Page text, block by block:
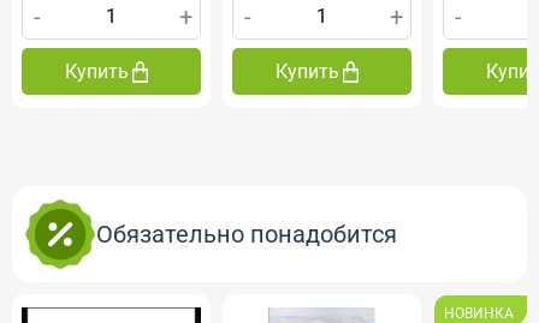
- +
Купить
- +
Купить
-
Обязательно понадобится
НОВИНКА